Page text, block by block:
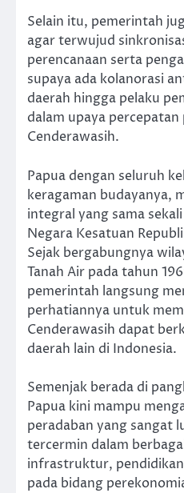
Selain itu, pemerintah
agar terwujud
perencanaan serta
supaya ada kolanorasi
daerah hingga pelaku
dalam upaya
Cenderawasih.
Papua dengan seluruh
keragaman budayanya,
integral yang sama
Negara Kesatuan
Sejak bergabungnya
Tanah Air pada tahun
pemerintah langsung
perhatiannya untuk
Cenderawasih dapat
daerah lain di Indonesia.
Semenjak berada di
Papua kini mampu
peradaban yang sangat
tercermin dalam
infrastruktur,
pada bidang